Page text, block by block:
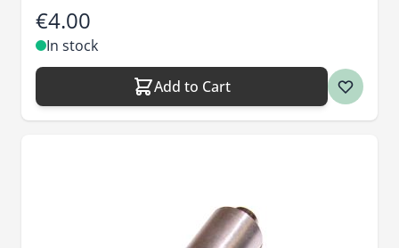
€4.00
In stock
Add to Cart